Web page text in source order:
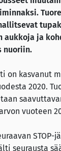
aukkoja ja
nuoriin.
on kasvanut
2020.
vuoteen
STOP-
seurausta